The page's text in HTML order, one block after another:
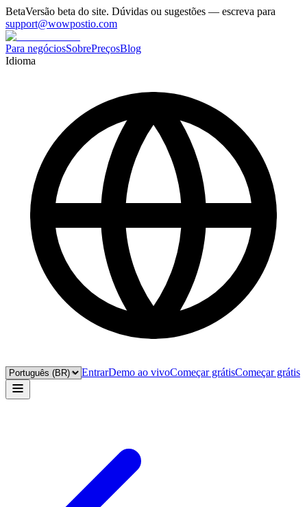
BetaVersão beta do site. Dúvidas ou sugestões — escreva para
support@wowpostio.com
Para negóciosSobrePreçosBlog
Idioma
EntrarDemo ao vivoComeçar grátisComeçar grátis